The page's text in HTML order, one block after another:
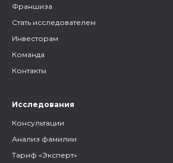
Франшиза
Стать исследователем
Инвесторам
Команда
Контакты
Исследования
Консультации
Анализ фамилии
Тариф «Эксперт»